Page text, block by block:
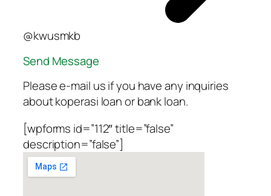
@kwusmkb
Send Message
Please e-mail us if you have any inquiries
about koperasi loan or bank loan.
[wpforms id=”112″ title=”false”
description=”false”]